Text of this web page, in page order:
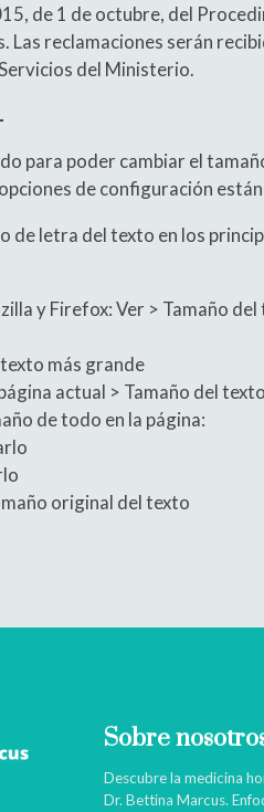
de 1 de octubre, del
Las reclamaciones serán
del Ministerio.
para poder cambiar el
de configuración
de letra del texto en los
y Firefox: Ver > Tamaño del
más grande
actual > Tamaño del texto
de todo en la página:
original del texto
Sobre
Descubre la medicina
Dr. Bettina Marcus.